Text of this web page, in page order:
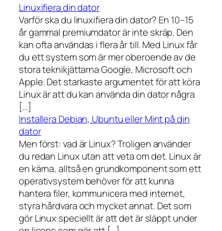
Linuxifiera din dator
Varför ska du linuxifiera din dator? En 10–15
år gammal premiumdator är inte skräp. Den
kan ofta användas i flera år till. Med Linux får
du ett system som är mer oberoende av de
stora teknikjättarna Google, Microsoft och
Apple. Det starkaste argumentet för att köra
Linux är att du kan använda din dator några
[…]
Installera Debian, Ubuntu eller Mint på din
dator
Men först: vad är Linux? Troligen använder
du redan Linux utan att veta om det. Linux är
en kärna, alltså en grundkomponent som ett
operativsystem behöver för att kunna
hantera filer, kommunicera med internet,
styra hårdvara och mycket annat. Det som
gör Linux speciellt är att det är släppt under